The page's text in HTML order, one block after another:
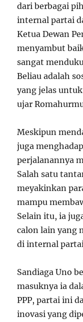
dari berbagai
internal partai
Ketua Dewan
menyambut
sangat
Beliau adalah
yang jelas
ujar
Meskipun
juga
perjalanannya
Salah satu
meyakinkan
mampu
Selain itu, ia
calon lain yang
di internal
Sandiaga Uno
masuknya ia
PPP, partai ini
inovasi yang